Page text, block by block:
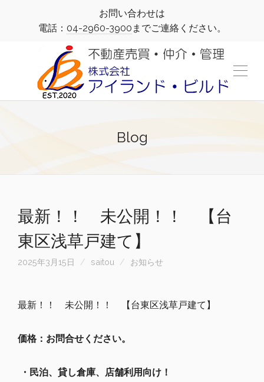
お問い合わせは
電話： 04-2960-3900 までご連絡ください。
Blog
最新！！ 未公開！！ 【台
東区浅草戸建て】
2025年3月15日 saitou お知らせ
最新！！ 未公開！！ 【台東区浅草戸建て】
価格： お問合せください。
・民泊、貸し倉庫、店舗利用向け！